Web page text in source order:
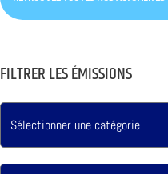
FILTRER LES ÉMISSIONS